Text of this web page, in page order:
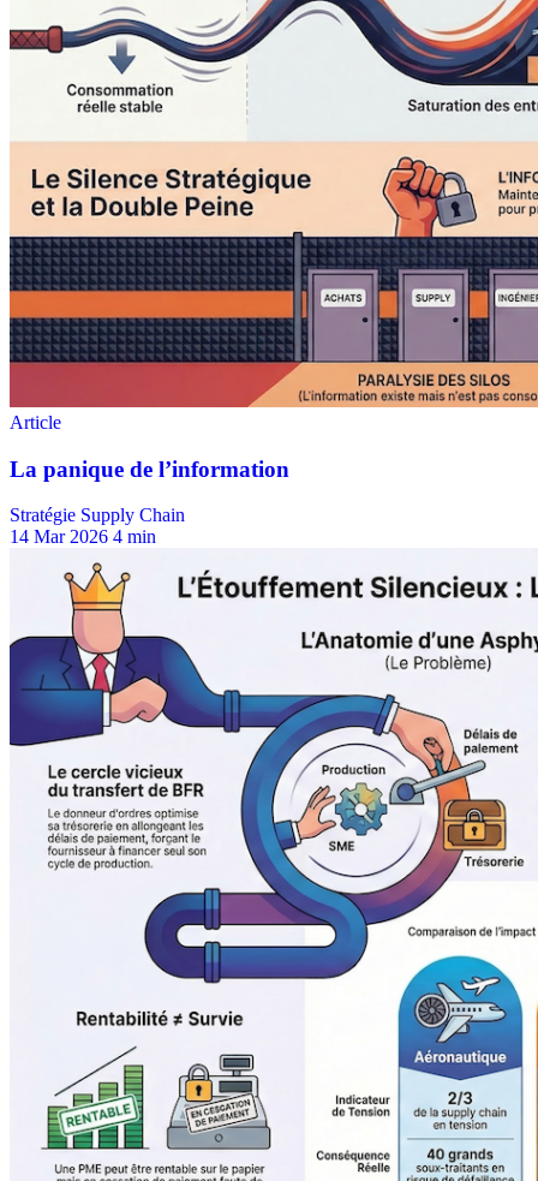
Stratégie Supply Chain
14 Mar 2026 4 min